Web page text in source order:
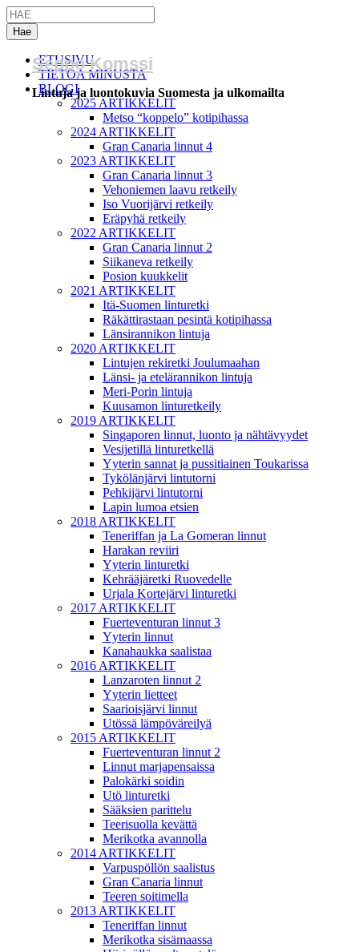
ETUSIVU
TIETOA MINUSTA
BLOGI
2025 ARTIKKELIT
Metso “koppelo” kotipihassa
2024 ARTIKKELIT
Gran Canaria linnut 4
2023 ARTIKKELIT
Gran Canaria linnut 3
Vehoniemen laavu retkeily
Iso Vuorijärvi retkeily
Eräpyhä retkeily
2022 ARTIKKELIT
Gran Canaria linnut 2
Siikaneva retkeily
Posion kuukkelit
2021 ARTIKKELIT
Itä-Suomen linturetki
Räkättirastaan pesintä kotipihassa
Länsirannikon lintuja
2020 ARTIKKELIT
Lintujen rekiretki Joulumaahan
Länsi- ja etelärannikon lintuja
Meri-Porin lintuja
Kuusamon linturetkeily
2019 ARTIKKELIT
Singaporen linnut, luonto ja nähtävyydet
Vesijetillä linturetkellä
Yyterin sannat ja pussitiainen Toukarissa
Tykölänjärvi lintutorni
Pehkijärvi lintutorni
Lapin lumoa etsien
2018 ARTIKKELIT
Teneriffan ja La Gomeran linnut
Harakan reviiri
Yyterin linturetki
Kehrääjäretki Ruovedelle
Urjala Kortejärvi linturetki
2017 ARTIKKELIT
Fuerteventuran linnut 3
Yyterin linnut
Kanahaukka saalistaa
2016 ARTIKKELIT
Lanzaroten linnut 2
Yyterin lietteet
Saarioisjärvi linnut
Utössä lämpöväreilyä
2015 ARTIKKELIT
Fuerteventuran linnut 2
Linnut marjapensaissa
Palokärki soidin
Utö linturetki
Sääksien parittelu
Teerisuolla kevättä
Merikotka avannolla
2014 ARTIKKELIT
Varpuspöllön saalistus
Gran Canaria linnut
Teeren soitimella
2013 ARTIKKELIT
Teneriffan linnut
Merikotka sisämaassa
Seppo Komssi
Lintuja ja luontokuvia Suomesta ja ulkomailta